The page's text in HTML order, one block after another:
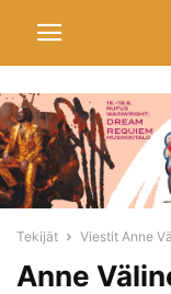
Tekijät Viestit Anne
Anne